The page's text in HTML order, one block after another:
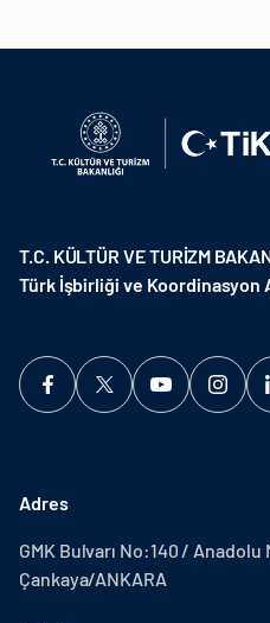
T.C. KÜLTÜR VE TURİZM
Türk İşbirliği ve Koordinasyon
Adres
GMK Bulvarı No:140 / Anadolu
Çankaya/ANKARA